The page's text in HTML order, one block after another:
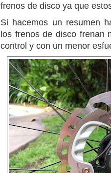
frenos de disco ya que
Si hacemos un resumen
los frenos de disco frenan
control y con un menor